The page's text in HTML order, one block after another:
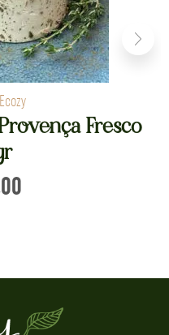
Fresco